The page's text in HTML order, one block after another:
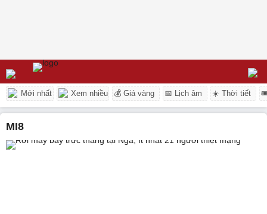
Mới nhất Xem nhiều 💰 Giá vàng 📅 Lịch âm ☀️ Thời tiết
MI8